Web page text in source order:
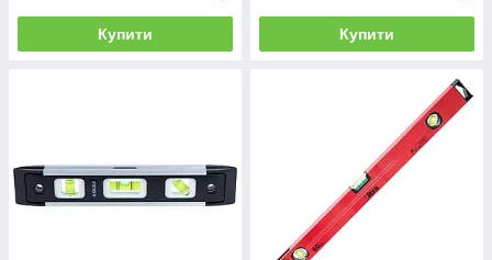
Купити Купити